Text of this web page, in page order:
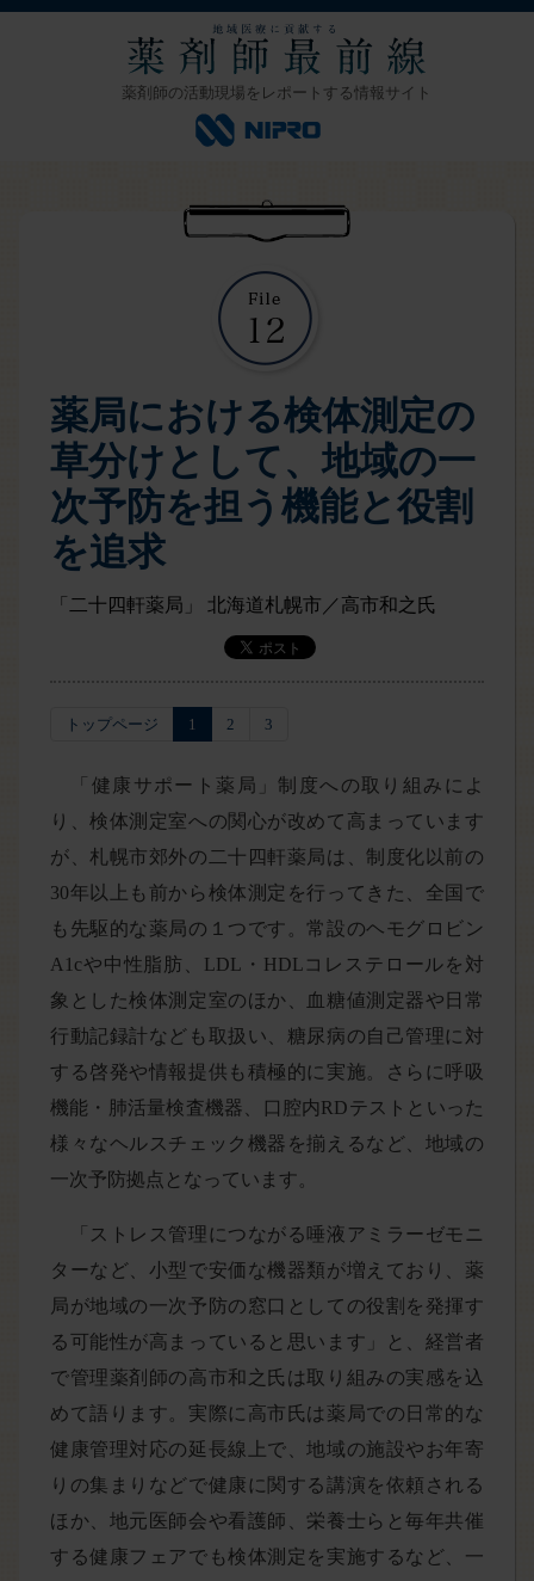
薬剤師の活動現場をレポートする情報サイト
薬局における検体測定の
草分けとして、地域の一
次予防を担う機能と役割
を追求
「二十四軒薬局」 北海道札幌市／高市和之氏
トップページ 1 2 3
「健康サポート薬局」制度への取り組みによ
り、検体測定室への関心が改めて高まっています
が、札幌市郊外の二十四軒薬局は、制度化以前の
30年以上も前から検体測定を行ってきた、全国で
も先駆的な薬局の１つです。常設のヘモグロビン
A1cや中性脂肪、LDL・HDLコレステロールを対
象とした検体測定室のほか、血糖値測定器や日常
行動記録計なども取扱い、糖尿病の自己管理に対
する啓発や情報提供も積極的に実施。さらに呼吸
機能・肺活量検査機器、口腔内RDテストといった
様々なヘルスチェック機器を揃えるなど、地域の
一次予防拠点となっています。
「ストレス管理につながる唾液アミラーゼモニ
ターなど、小型で安価な機器類が増えており、薬
局が地域の一次予防の窓口としての役割を発揮す
る可能性が高まっていると思います」と、経営者
で管理薬剤師の高市和之氏は取り組みの実感を込
めて語ります。実際に高市氏は薬局での日常的な
健康管理対応の延長線上で、地域の施設やお年寄
りの集まりなどで健康に関する講演を依頼される
ほか、地元医師会や看護師、栄養士らと毎年共催
する健康フェアでも検体測定を実施するなど、一